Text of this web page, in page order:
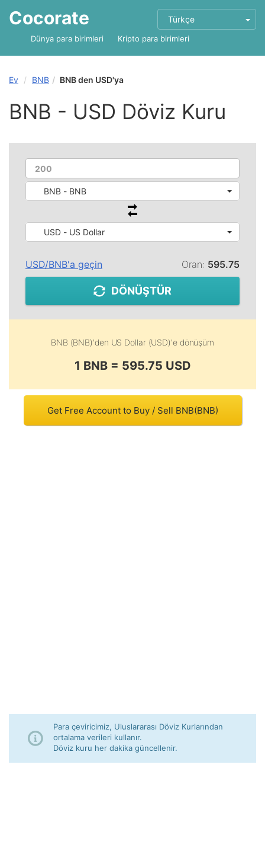
Cocorate Türkçe
Dünya para birimleri Kripto para birimleri
Ev BNB BNB den USD'ya
BNB - USD Döviz Kuru
BNB - BNB
USD - US Dollar
USD/BNB'a geçin Oran: 595.75
DÖNÜŞTÜR
BNB (BNB)'den US Dollar (USD)'e dönüşüm
1 BNB = 595.75 USD
Get Free Account to Buy / Sell BNB(BNB)
Para çeviricimiz, Uluslararası Döviz Kurlarından
ortalama verileri kullanır.
Döviz kuru her dakika güncellenir.